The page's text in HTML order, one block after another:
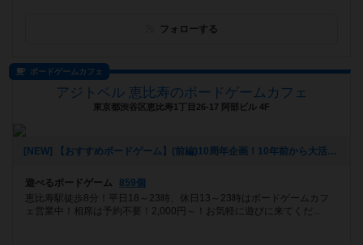
フォローする
ボードゲームカフェ
アジトベル 恵比寿のボードゲームカフェ
東京都渋谷区恵比寿1丁目26-17 阿部ビル 4F
[NEW] 【おすすめボードゲーム】(前編)10周年企画！10年前から大活躍のボードゲーム【#163】をあげました（2026年08月06日 00時03分）
遊べるボードゲーム
859個
恵比寿駅徒歩8分！平日18～23時、休日13～23時はボードゲームカフ
ェ営業中！相席は予約不要！2,000円～！お気軽に遊びに来てくだ...